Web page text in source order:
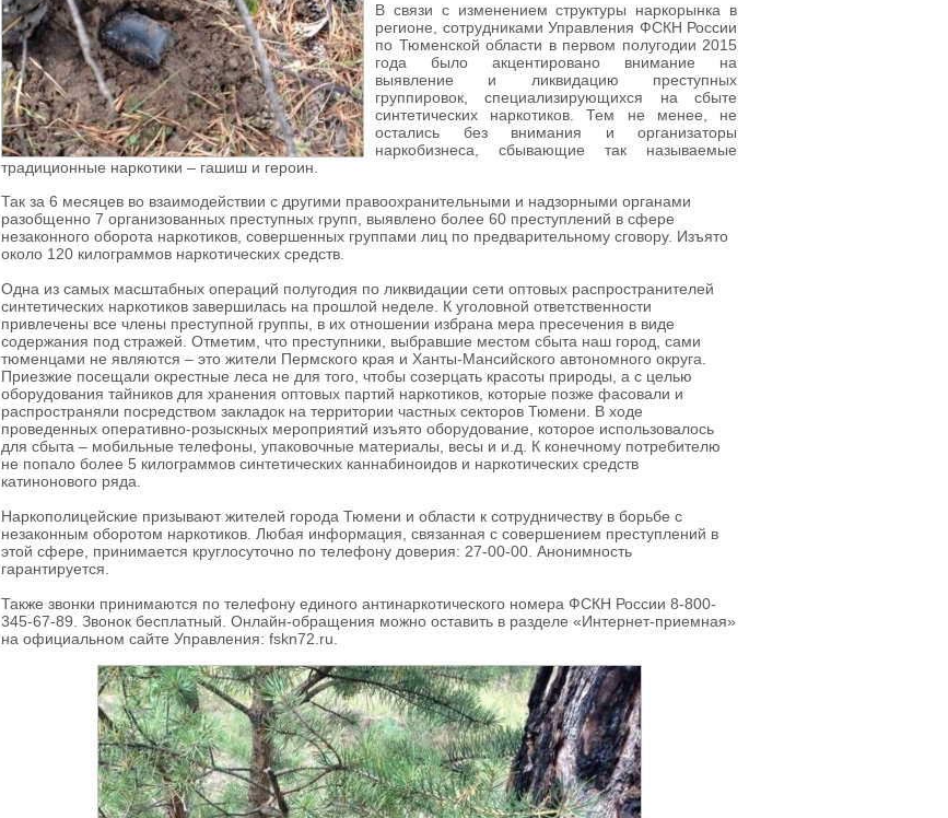
В связи с изменением структуры наркорынка в
регионе, сотрудниками Управления ФСКН России
по Тюменской области в первом полугодии 2015
года было акцентировано внимание на
выявление и ликвидацию преступных
группировок, специализирующихся на сбыте
синтетических наркотиков. Тем не менее, не
остались без внимания и организаторы
наркобизнеса, сбывающие так называемые
традиционные наркотики – гашиш и героин.
Так за 6 месяцев во взаимодействии с другими правоохранительными и надзорными органами
разобщенно 7 организованных преступных групп, выявлено более 60 преступлений в сфере
незаконного оборота наркотиков, совершенных группами лиц по предварительному сговору. Изъято
около 120 килограммов наркотических средств.
Одна из самых масштабных операций полугодия по ликвидации сети оптовых распространителей
синтетических наркотиков завершилась на прошлой неделе. К уголовной ответственности
привлечены все члены преступной группы, в их отношении избрана мера пресечения в виде
содержания под стражей. Отметим, что преступники, выбравшие местом сбыта наш город, сами
тюменцами не являются – это жители Пермского края и Ханты-Мансийского автономного округа.
Приезжие посещали окрестные леса не для того, чтобы созерцать красоты природы, а с целью
оборудования тайников для хранения оптовых партий наркотиков, которые позже фасовали и
распространяли посредством закладок на территории частных секторов Тюмени. В ходе
проведенных оперативно-розыскных мероприятий изъято оборудование, которое использовалось
для сбыта – мобильные телефоны, упаковочные материалы, весы и и.д. К конечному потребителю
не попало более 5 килограммов синтетических каннабиноидов и наркотических средств
катинонового ряда.
Наркополицейские призывают жителей города Тюмени и области к сотрудничеству в борьбе с
незаконным оборотом наркотиков. Любая информация, связанная с совершением преступлений в
этой сфере, принимается круглосуточно по телефону доверия: 27-00-00. Анонимность
гарантируется.
Также звонки принимаются по телефону единого антинаркотического номера ФСКН России 8-800-
345-67-89. Звонок бесплатный. Онлайн-обращения можно оставить в разделе «Интернет-приемная»
на официальном сайте Управления: fskn72.ru.